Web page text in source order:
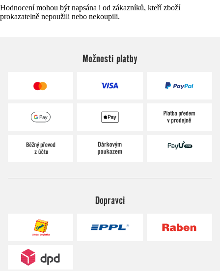
Hodnocení mohou být napsána i od zákazníků, kteří zboží
prokazatelně nepoužili nebo nekoupili.
Možnosti platby
Dopravci